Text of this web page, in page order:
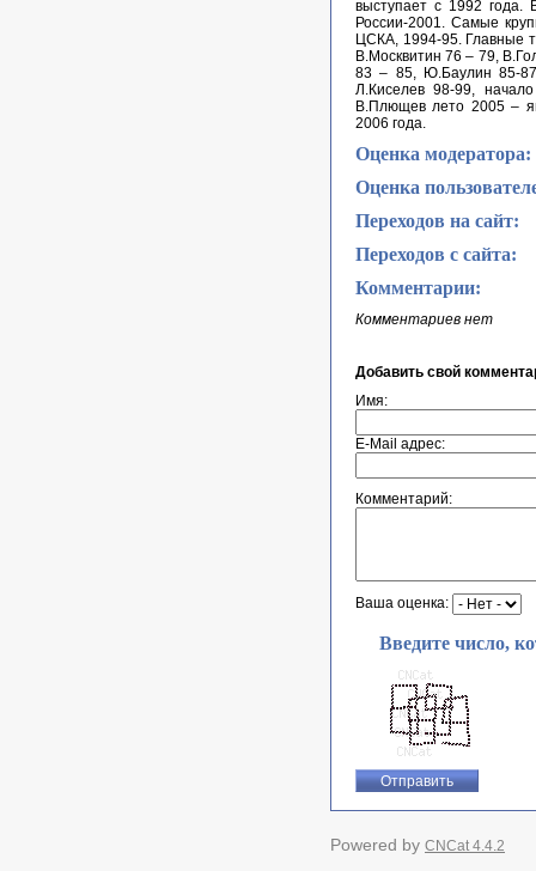
выступает с 1992 года.
России-2001. Самые
ЦСКА, 1994-95. Главные
В.Москвитин 76 – 79,
83 – 85, Ю.Баулин 85-
Л.Киселев 98-99,
В.Плющев лето 2005 –
2006 года.
Оценка модератора:
Оценка
Переходов на сайт:
Переходов с сайта:
Комментарии:
Комментариев нет
Добавить свой
Имя:
E-Mail адрес:
Комментарий:
Ваша оценка:
Введите число,
Powered by CNCat 4.4.2